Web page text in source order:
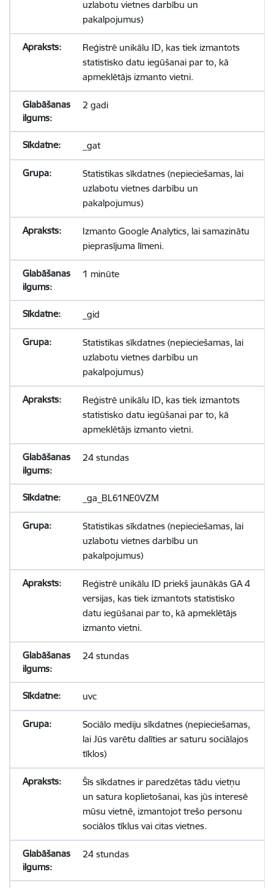
uzlabotu vietnes darbību un
pakalpojumus)
Reģistrē unikālu ID, kas tiek izmantots
statistisko datu iegūšanai par to, kā
apmeklētājs izmanto vietni.
2 gadi
_gat
Statistikas sīkdatnes (nepieciešamas, lai
uzlabotu vietnes darbību un
pakalpojumus)
Izmanto Google Analytics, lai samazinātu
pieprasījuma līmeni.
1 minūte
_gid
Statistikas sīkdatnes (nepieciešamas, lai
uzlabotu vietnes darbību un
pakalpojumus)
Reģistrē unikālu ID, kas tiek izmantots
statistisko datu iegūšanai par to, kā
apmeklētājs izmanto vietni.
24 stundas
_ga_BL61NE0VZM
Statistikas sīkdatnes (nepieciešamas, lai
uzlabotu vietnes darbību un
pakalpojumus)
Reģistrē unikālu ID priekš jaunākās GA 4
versijas, kas tiek izmantots statistisko
datu iegūšanai par to, kā apmeklētājs
izmanto vietni.
24 stundas
uvc
Sociālo mediju sīkdatnes (nepieciešamas,
lai Jūs varētu dalīties ar saturu sociālajos
tīklos)
Šīs sīkdatnes ir paredzētas tādu vietņu
un satura koplietošanai, kas jūs interesē
mūsu vietnē, izmantojot trešo personu
sociālos tīklus vai citas vietnes.
24 stundas